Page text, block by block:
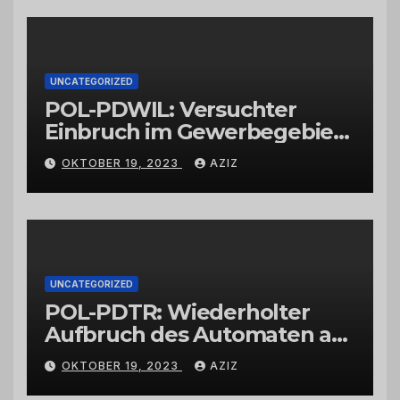
UNCATEGORIZED
POL-PDWIL: Versuchter
Einbruch im Gewerbegebiet
Wittlich
OKTOBER 19, 2023 AZIZ
UNCATEGORIZED
POL-PDTR: Wiederholter
Aufbruch des Automaten am
Wohnmobilstellplatz in
Hermeskeil am Labachweg
OKTOBER 19, 2023 AZIZ